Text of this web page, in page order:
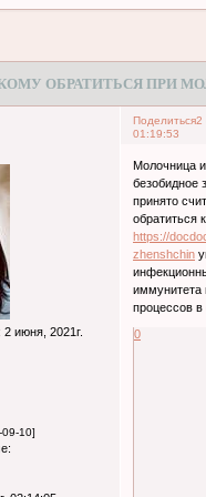
ОБРАТИТЬСЯ ПРИ
Поделиться2
01:19:53
: 2 июня, 2021г.
10]
Молочница
безобидное
принято
обратиться
https://
zhenshchin
иммунитета
процессов в
0